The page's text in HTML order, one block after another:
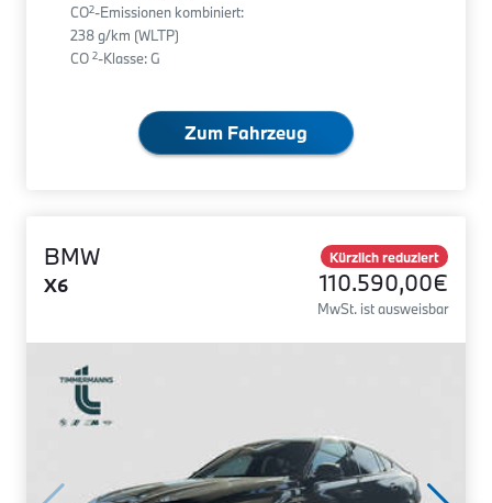
CO2-Emissionen kombiniert:
238 g/km (WLTP)
CO 2-Klasse: G
Zum Fahrzeug
BMW
X6
Kürzlich reduziert
110.590,00€
MwSt. ist ausweisbar